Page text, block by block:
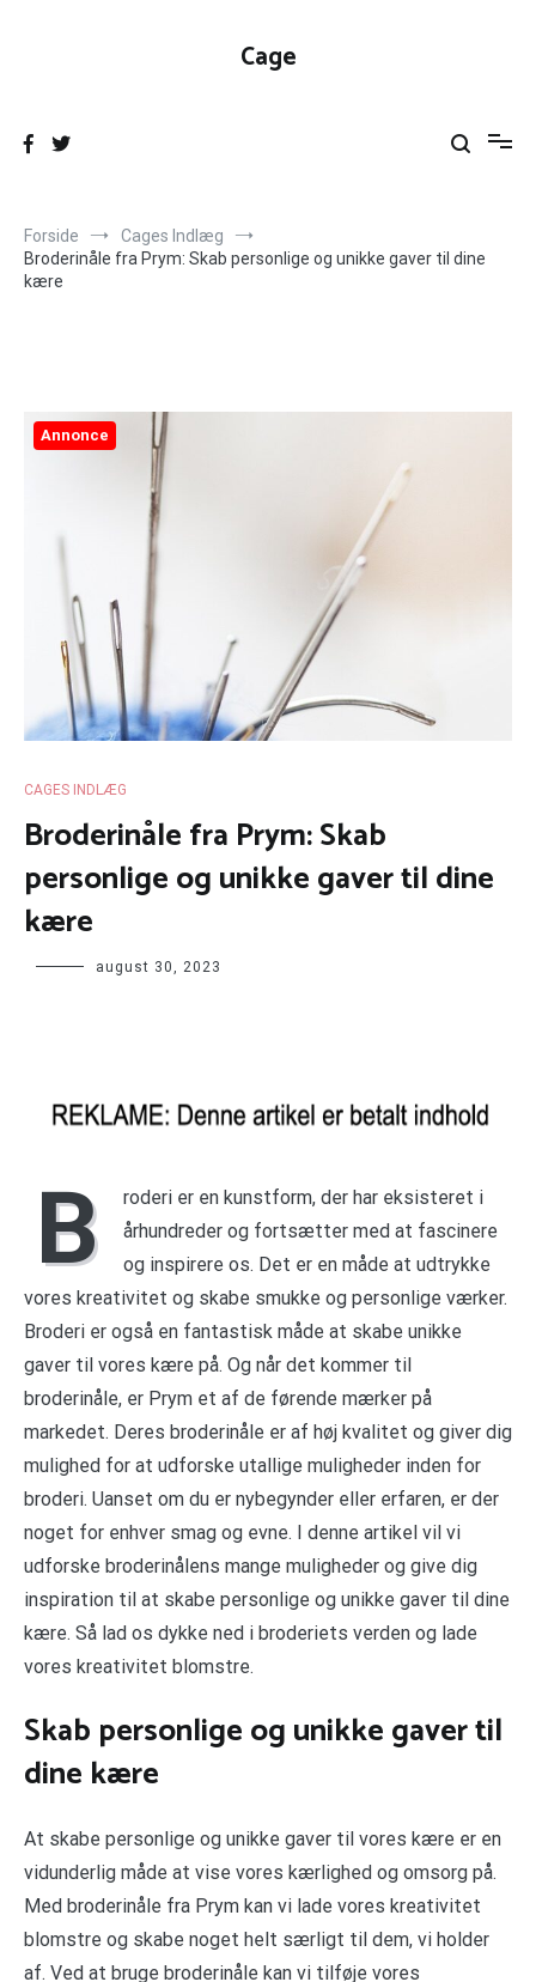
Cage
Forside
Cages Indlæg
Broderinåle fra Prym: Skab personlige og unikke gaver til dine
kære
Annonce
CAGES INDLÆG
Broderinåle fra Prym: Skab
personlige og unikke gaver til dine
kære
august 30, 2023
B
roderi er en kunstform, der har eksisteret i
århundreder og fortsætter med at fascinere
og inspirere os. Det er en måde at udtrykke
vores kreativitet og skabe smukke og personlige værker.
Broderi er også en fantastisk måde at skabe unikke
gaver til vores kære på. Og når det kommer til
broderinåle, er Prym et af de førende mærker på
markedet. Deres broderinåle er af høj kvalitet og giver dig
mulighed for at udforske utallige muligheder inden for
broderi. Uanset om du er nybegynder eller erfaren, er der
noget for enhver smag og evne. I denne artikel vil vi
udforske broderinålens mange muligheder og give dig
inspiration til at skabe personlige og unikke gaver til dine
kære. Så lad os dykke ned i broderiets verden og lade
vores kreativitet blomstre.
Skab personlige og unikke gaver til
dine kære
At skabe personlige og unikke gaver til vores kære er en
vidunderlig måde at vise vores kærlighed og omsorg på.
Med broderinåle fra Prym kan vi lade vores kreativitet
blomstre og skabe noget helt særligt til dem, vi holder
af. Ved at bruge broderinåle kan vi tilføje vores